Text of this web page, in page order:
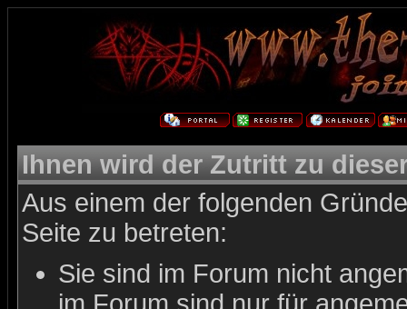
Ihnen wird der Zutritt zu
Aus einem der folgenden
Seite zu betreten:
Sie sind im Forum nicht